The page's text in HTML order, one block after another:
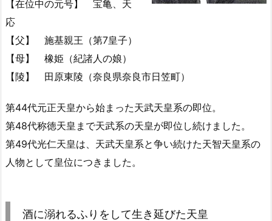
【在位中の元号】 宝亀、天
応
【父】 施基親王（第7皇子）
【母】 橡姫（紀諸人の娘）
【陵】 田原東陵（奈良県奈良市日笠町）
第44代元正天皇から始まった天武天皇系の即位。
第48代称徳天皇まで天武系の天皇が即位し続けました。
第49代光仁天皇は、天武天皇系と争い続けた天智天皇系の
人物として皇位につきました。
酒に溺れるふりをして生き延びた天皇